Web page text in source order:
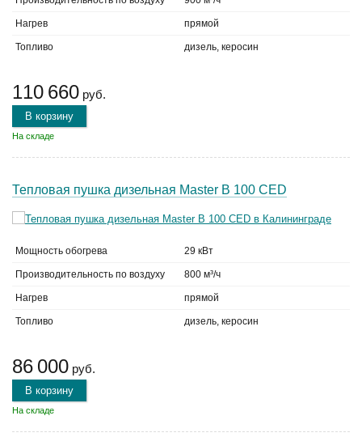
Нагрев прямой
Топливо дизель, керосин
110 660 руб.
В корзину
На складе
Тепловая пушка дизельная Master B 100 CED
Мощность обогрева 29 кВт
Производительность по воздуху 800 м³/ч
Нагрев прямой
Топливо дизель, керосин
86 000 руб.
В корзину
На складе